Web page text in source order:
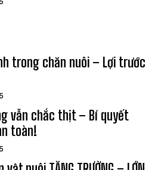
trong chăn nuôi – Lợi trước
vẫn chắc thịt – Bí quyết
toàn!